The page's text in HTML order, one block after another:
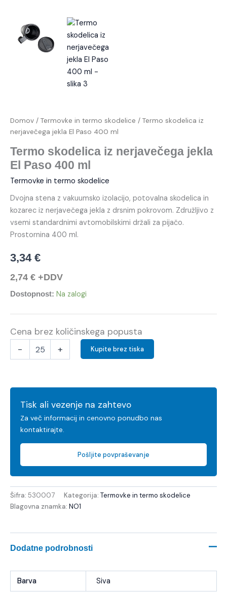
Domov / Termovke in termo skodelice / Termo skodelica iz
nerjavečega jekla El Paso 400 ml
Termo skodelica iz nerjavečega jekla
El Paso 400 ml
Termovke in termo skodelice
Dvojna stena z vakuumsko izolacijo, potovalna skodelica in
kozarec iz nerjavečega jekla z drsnim pokrovom. Združljivo z
vsemi standardnimi avtomobilskimi držali za pijačo.
Prostornina 400 ml.
3,34 €
2,74 € +DDV
Dostopnost: Na zalogi
Cena brez količinskega popusta
- + Kupite brez tiska
Tisk ali vezenje na zahtevo
Za več informacij in cenovno ponudbo nas
kontaktirajte.
Pošljite povpraševanje
Šifra: 530007 Kategorija: Termovke in termo skodelice
Blagovna znamka: NO1
Dodatne podrobnosti
Barva Siva